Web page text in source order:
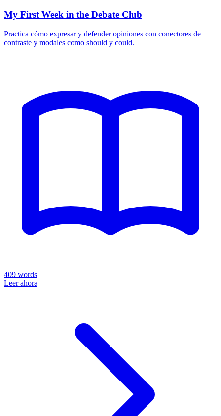
My First Week in the Debate Club
Practica cómo expresar y defender opiniones con conectores de
contraste y modales como should y could.
409 words
Leer ahora